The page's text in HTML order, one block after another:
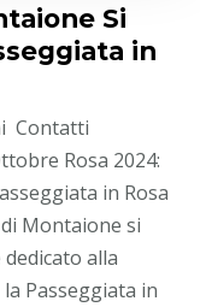
Si
in
Contatti
Rosa 2024:
in Rosa
Montaione si
alla
Passeggiata in